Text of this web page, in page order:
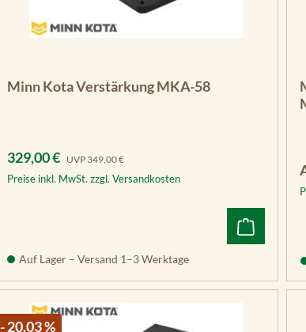
Minn Kota Verstärkung MKA-58
Verkaufspreis:
329,00 € UVP Regulärer Preis:
349,00 €
Preise inkl. MwSt. zzgl. Versandkosten
Auf Lager – Versand 1–3 Werktage
- 20.03 %